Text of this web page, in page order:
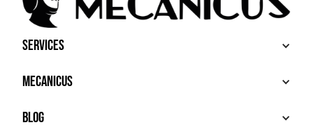
Services
ACHETER
VENDRE
SERVICES PREMIUM
Mecanicus
À PROPOS
HOUSE MECANICUS
Blog